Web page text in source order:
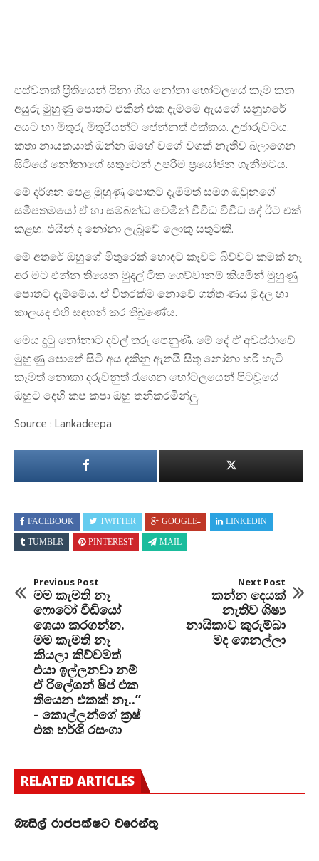
පස්වනක් ප්‍රිතියෙන් පිනා ගිය නෝනා හෝටලයේ කෑම කන
අයුරු මුහුණු පොතට එකින් එක දැම්මේ ඇයගේ සනුහරේ
අයට හා මිතුරු මිතුරියන්ට පේන්නත් එක්කය. උජාරුවටය.
කතා නායකයාත් ඔන්න ඔහේ වගේ වගක් නැතිව බලාගෙන
සිටියේ නෝනාගේ සතුටෙන් උපරිම ප්‍රයෝජන ගැනීමටය.
මේ දර්ශන පෙළ මුහුණු පොතට දැමීමත් සමග ඔවුනගේ
සමීපතමයෝ ඒ හා සම්බන්ධ වෙමින් විවිධ විවිධ දේ ඊට එක්
කළහ. එයින් ද නෝනා ලැබූවේ ලොකු සතුටකි.
මේ අතරේ ඔහුගේ මිතුරෙක් හොඳට කෑවට බිව්වට කමක් නෑ
අර මට එන්න තියෙන මුදල් ටික ගෙව්වානම් කියමින් මුහුණු
පොතට දැම්මේය. ඒ විතරක්ම නොවේ ගත්ත ණය මුදල හා
කාලයද එහි සඳහන් කර තිබුණේය.
මෙය දුටු නෝනාට දවල් තරු ​පෙනුණි. මේ දේ ඒ අවස්ථාවේ
මුහුණු පොතේ සිටි අය දකිනු ඇතයි සිතූ නෝනා හරි හැටි
කෑමත් නොකා දරුවනුත් රැගෙන හෝටලයෙන් පිටවූයේ
ඔහුට දෙහි කප කපා ඔහු තනිකරමින්ලු‍.
Source : Lankadeepa
FACEBOOK TWITTER GOOGLE+ LINKEDIN
TUMBLR PINTEREST MAIL
Previous Post
මම කැමති නෑ
ෆොටෝ වීඩියෝ
ශෙයා කරගන්න.
මම කැමති නෑ
කියලා කිව්වමත්
එයා ඉල්ලනවා නම්
ඒ රිලේශන් ෂිප් එක
තියෙන එකක් නෑ..”
- කොල්ලන්ගේ ක්‍රෂ්
එක හර්ශි රසංගා
Next Post
කන්න දෙයක්
නැතිව ශිෂ්‍ය
නායිකාව කුරුම්බා
මද ගෙනල්ලා
RELATED ARTICLES
බැසිල් රාජපක්ෂට වරෙන්තු